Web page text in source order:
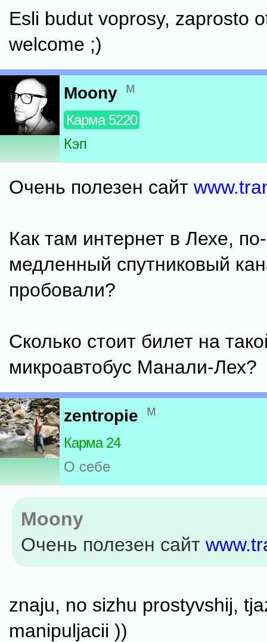
Esli budut voprosy, zaprosto
welcome ;)
Moony м
Карма 5220
Кэп
Очень полезен сайт
Как там интернет в Лехе,
медленный спутниковый
пробовали?
Сколько стоит билет на
микроавтобус Манали-Лех?
zentropie м
Карма 24
О себе
Moony
Очень полезен сайт
znaju, no sizhu prostyvshij,
manipuljacii ))